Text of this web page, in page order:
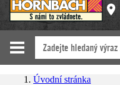
Úvodní stránka